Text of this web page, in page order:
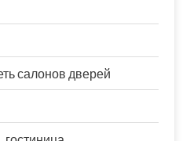
салонов дверей